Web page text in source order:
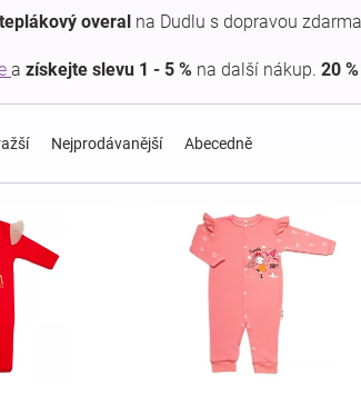
overal na Dudlu s dopravou
a získejte slevu 1 - 5 % na další nákup. 20
Nejprodávanější Abecedně